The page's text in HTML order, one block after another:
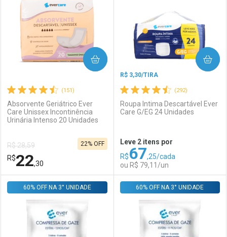
Laboratório
Comprar sem Desconto
Por R$ 12,03/cada
Por Menos
Comprar sem Desconto
Por R$ 12,03/cada
Comprar sem Desconto
Por R$ 3,19/cada
Comprar sem Desconto
Por R$ 3,19/cada
(151)
Absorvente Geriátrico Ever
Care Unissex Incontinência
Urinária Intenso 20 Unidades
R$ 28,59
R$22,30
22% OFF
COMPRAR
FECHAR
Laboratório
FECHAR
Por Menos
(292)
R$ 3,30/TIRA
Roupa Intima Descartável Ever
Care G/EG 24 Unidades
Leve 2 itens por
R$67,25/cada
ou R$ 79,11/un
COMPRAR
Laboratório
Por Menos
60% OFF NA 3° UNIDADE 60% OFF NA 3° UNIDADE